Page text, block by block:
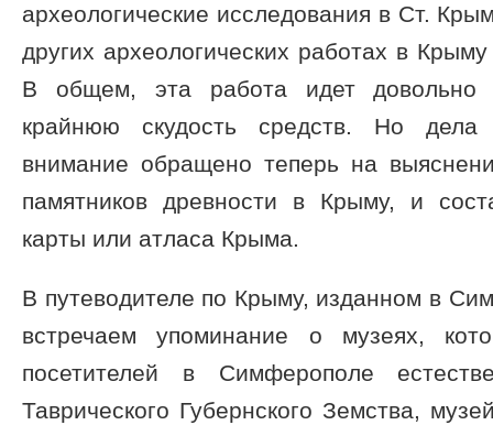
археологические исследования в Ст.
других археологических работах в
В общем, эта работа идет довольно
крайнюю скудость средств. Но
внимание обращено теперь на
памятников древности в Крыму, и
карты или атласа Крыма.
В путеводителе по Крыму, изданном в
встречаем упоминание о музеях,
посетителей в Симферополе
Таврического Губернского Земства,